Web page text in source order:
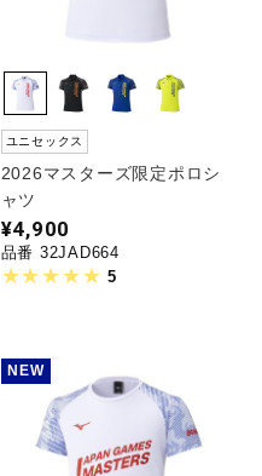
ユニセックス
2026マスターズ限定ポロシ
ャツ
¥4,900
品番 32JAD664
5
NEW